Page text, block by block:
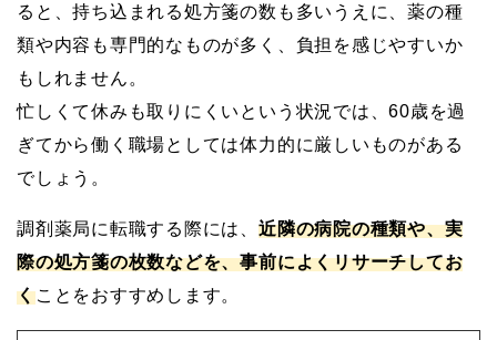
ると、持ち込まれる処方箋の数も多いうえに、薬の種
類や内容も専門的なものが多く、負担を感じやすいか
もしれません。
忙しくて休みも取りにくいという状況では、60歳を過
ぎてから働く職場としては体力的に厳しいものがある
でしょう。
調剤薬局に転職する際には、 近隣の病院の種類や、実
際の処方箋の枚数などを、事前によくリサーチしてお
くことをおすすめします。